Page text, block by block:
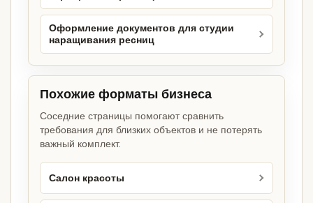
Оформление документов для студии
наращивания ресниц
Похожие форматы бизнеса
Соседние страницы помогают сравнить
требования для близких объектов и не потерять
важный комплект.
Салон красоты